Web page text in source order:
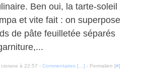
Ben oui, la tarte-soleil
et vite fait : on superpose
de pâte feuilletée séparés
ciorane à 22:57 - Commentaires [ ] - Permalien [#]